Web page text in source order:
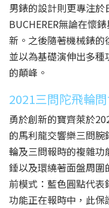
男錶的設計則更專注
BUCHERER無論在懷
新。之後隨著機械錶的
並以為基礎演伸出多
的顛峰。
2021三問陀飛輪
勇於創新的寶齊萊於
的馬利龍交響樂三問
輪及三問報時的複雜
錘以及環繞著面盤周
前模式：藍色圓點代
功能正在報時中，此